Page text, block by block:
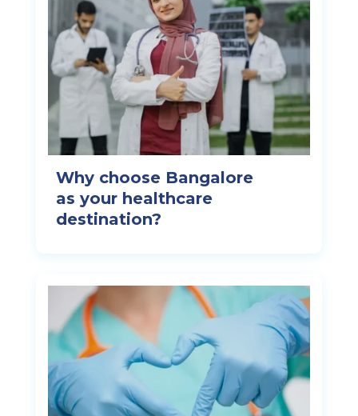
Why choose Bangalore
as your healthcare
destination?